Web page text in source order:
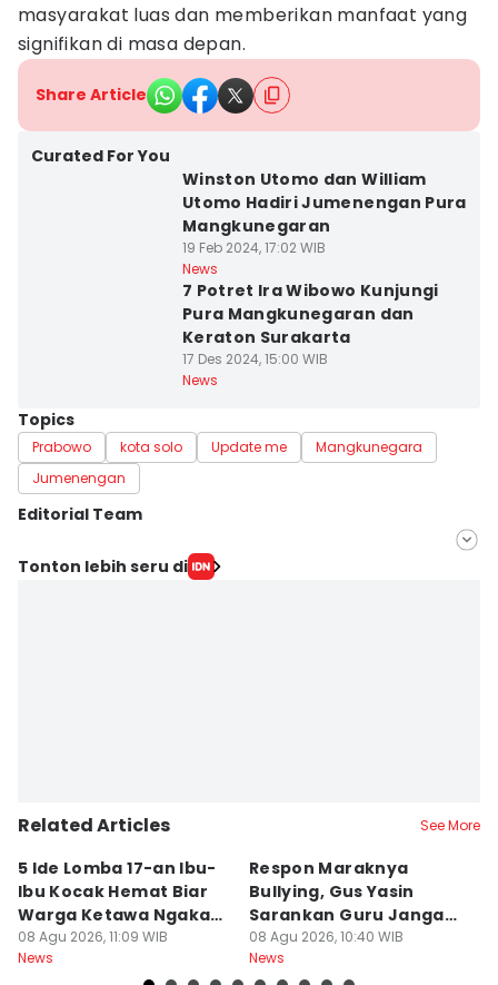
masyarakat luas dan memberikan manfaat yang
signifikan di masa depan.
Share Article
Curated For You
Winston Utomo dan William
Utomo Hadiri Jumenengan Pura
Mangkunegaran
19 Feb 2024, 17:02 WIB
News
7 Potret Ira Wibowo Kunjungi
Pura Mangkunegaran dan
Keraton Surakarta
17 Des 2024, 15:00 WIB
News
Topics
Prabowo kota solo Update me
Mangkunegara
Jumenengan
Editorial Team
Editor
Tonton lebih seru di
Related Articles See More
5 Ide Lomba 17-an Ibu-
Ibu Kocak Hemat Biar
Warga Ketawa Ngakak
Pas Hari Kemerdekaan
08 Agu 2026, 11:09 WIB
News
Respon Maraknya
Bullying, Gus Yasin
Sarankan Guru Jangan
Bebani Siswa
08 Agu 2026, 10:40 WIB
News